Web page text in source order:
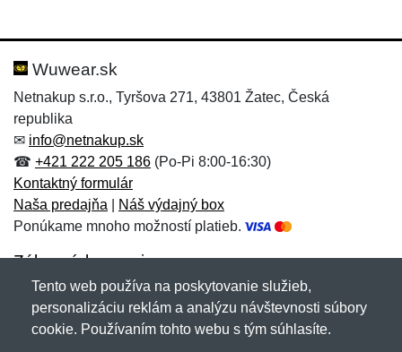
Hodnotenie:
Meno:*
E-mail:
Správa*
Meno:
E-mail:*
Správa*
Wuwear.sk
Netnakup s.r.o., Tyršova 271, 43801 Žatec, Česká
republika
✉ info@netnakup.sk
☎ +421 222 205 186 (Po-Pi 8:00-16:30)
Kontaktný formulár
Naša predajňa
Náš výdajný box
Ponúkame mnoho možností platieb.
Zákaznícky servis
Novinky emailom
Tento web používa na poskytovanie služieb,
personalizáciu reklám a analýzu návštevnosti súbory
cookie. Používaním tohto webu s tým súhlasíte.